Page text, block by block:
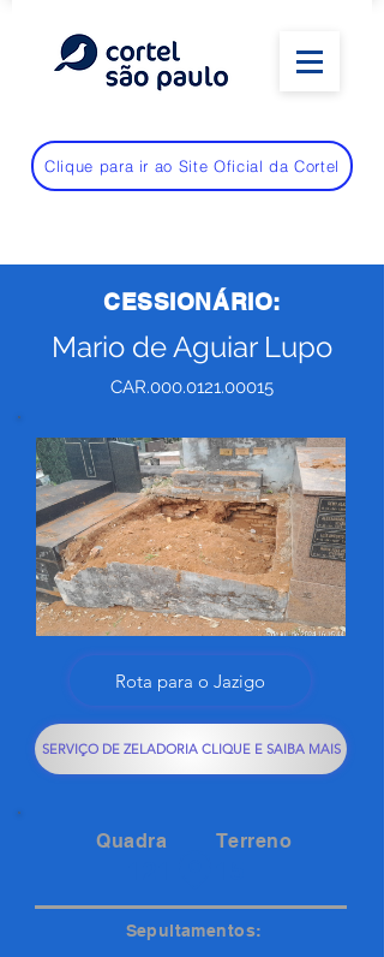
Clique para ir ao Site Oficial da Cortel
CESSIONÁRIO:
Mario de Aguiar Lupo
CAR.000.0121.00015
Rota para o Jazigo
SERVIÇO DE ZELADORIA CLIQUE E SAIBA MAIS
Quadra Terreno
Sepultamentos: